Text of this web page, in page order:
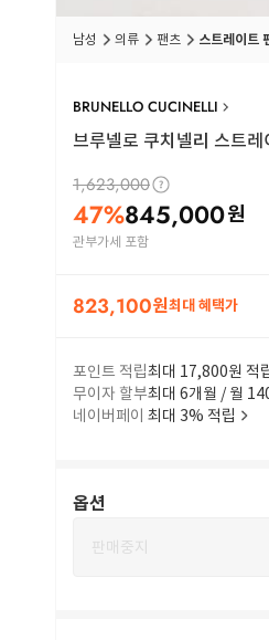
남성 의류 팬츠 스트레이트
BRUNELLO CUCINELLI
브루넬로 쿠치넬리 스트
1,623,000
47%845,000원
관부가세 포함
823,100원최대 혜택가
포인트 적립최대 17,800원 적
무이자 할부최대 6개월 / 월
네이버페이 최대 3% 적립
옵션
판매중지